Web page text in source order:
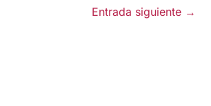
Entrada siguiente →